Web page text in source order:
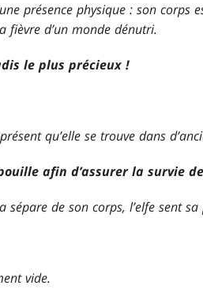
présence physique : son
fièvre d’un monde dénutri.
le plus précieux !
qu’elle se trouve dans
afin d’assurer la survie
de son corps, l’elfe sent
vide.